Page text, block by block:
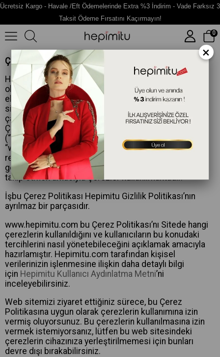
Ücretsiz Kargo - Havale /Eft Ödemelerinde Extra %3 İndirim - Vade Farksız 3
Taksit Ödeme Fırsatını Kaçırmayın!
0
ÇEREZ POLİTİKASI
Hepimitu E- Ticaret Bilişim ve Tic A.Ş. (Hepimitu)
olarak, kullanıcılarımızın hizmetlerimizden güvenli ve
eksiksiz şekilde faydalanmalarını sağlamak amacıyla
sitemizi kullanan kişilerin gizliliğini korumak için
çalışıyoruz.
Çoğu web sitesinde olduğu gibi, www.hepimitu.com
(“Site”) ile mobil sitesi (hepsi birlikte
“www.hepimitu.com”) ziyaretçilere kişisel içerik ve
reklamlar göstermek, site içinde analitik faaliyetler
gerçekleştirmek ve ziyaretçi kullanım alışkanlıklarını
takip etmek amacıyla Çerezler kullanılmaktadır.
İşbu Çerez Politikası Hepimitu Gizlilik Politikası’nın
ayrılmaz bir parçasıdır.
www.hepimitu.com bu Çerez Politikası’nı Sitede hangi
çerezlerin kullanıldığını ve kullanıcıların bu konudaki
tercihlerini nasıl yönetebileceğini açıklamak amacıyla
hazırlamıştır. Hepimitu.com tarafından kişisel
verilerinizin işlenmesine ilişkin daha detaylı bilgi
için Hepimitu Kullanıcı Aydınlatma Metni’ni
inceleyebilirsiniz.
Web sitemizi ziyaret ettiğiniz sürece, bu Çerez
Politikasına uygun olarak çerezlerin kullanımına izin
vermiş oluyorsunuz. Bu çerezlerin kullanılmasına izin
vermek istemiyorsanız, lütfen bu web sitesindeki
çerezlerin cihazınıza yerleştirilmemesi için bunları
devre dışı bırakabilirsiniz.
×